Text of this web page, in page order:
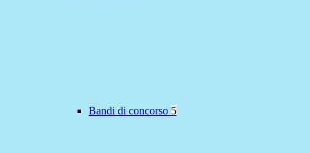
Bandi di concorso 5